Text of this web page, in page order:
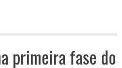
primeira fase do